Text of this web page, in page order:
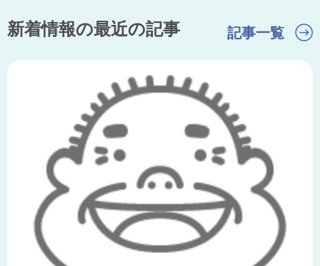
新着情報の最近の記事 記事一覧